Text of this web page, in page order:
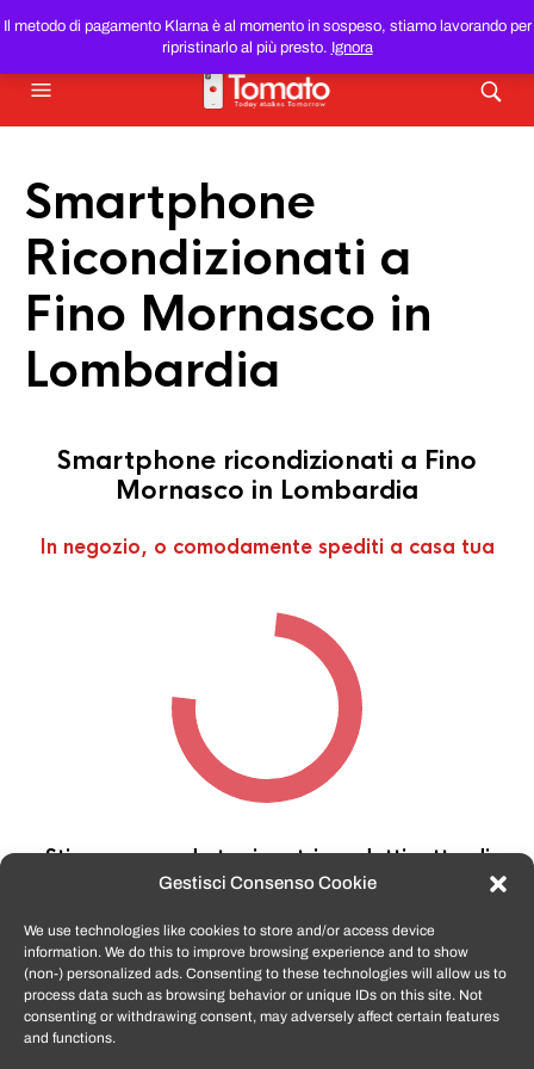
Gestisci Consenso Cookie
We use technologies like cookies to store and/or access device
information. We do this to improve browsing experience and to show
(non-) personalized ads. Consenting to these technologies will allow us to
process data such as browsing behavior or unique IDs on this site. Not
consenting or withdrawing consent, may adversely affect certain features
and functions.
Il metodo di pagamento Klarna è al momento in sospeso, stiamo lavorando per
ripristinarlo al più presto. Ignora
SMARTPHONE E TABLET RICONDIZIONATIAL MIGLIOR
PREZZO DEL WEB!
Smartphone
Ricondizionati a
Fino Mornasco in
Lombardia
Smartphone ricondizionati a Fino
Mornasco in Lombardia
In negozio, o comodamente spediti a casa tua
Stiamo cercando tra i nostri prodotti, attendi
qualche secondo…
TomatoSmartphone.itè lo shop n.1 in italia per
smartphone ricondizionati garantiti e certificati
di tutte le marche,APPLE, SAMSUNG, HUAWEI,
ONEPLUS, XIAOMI e tanto altro